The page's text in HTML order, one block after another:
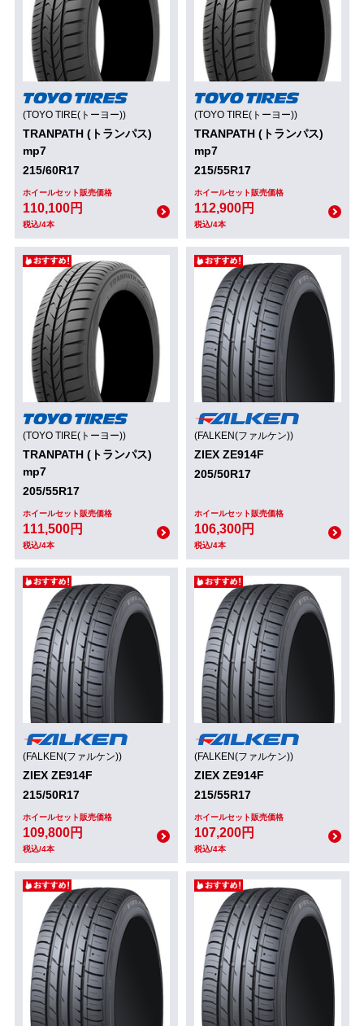
(TOYO TIRE(トーヨー))
TRANPATH (トランパス)
mp7
215/60R17
ホイールセット販売価格
110,100円
税込/4本
(TOYO TIRE(トーヨー))
TRANPATH (トランパス)
mp7
215/55R17
ホイールセット販売価格
112,900円
税込/4本
(TOYO TIRE(トーヨー))
TRANPATH (トランパス)
mp7
205/55R17
ホイールセット販売価格
111,500円
税込/4本
(FALKEN(ファルケン))
ZIEX ZE914F
205/50R17
ホイールセット販売価格
106,300円
税込/4本
(FALKEN(ファルケン))
ZIEX ZE914F
215/50R17
ホイールセット販売価格
109,800円
税込/4本
(FALKEN(ファルケン))
ZIEX ZE914F
215/55R17
ホイールセット販売価格
107,200円
税込/4本